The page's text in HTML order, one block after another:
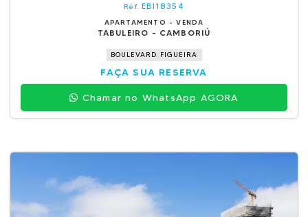
Ref. EBI18354
APARTAMENTO - VENDA
TABULEIRO - CAMBORIÚ
BOULEVARD FIGUEIRA
FAÇA SUA RESERVA
Chamar no WhatsApp AGORA